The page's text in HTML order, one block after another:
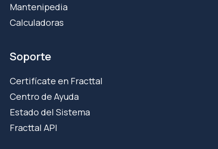
Mantenipedia
Calculadoras
Soporte
Certifícate en Fracttal
Centro de Ayuda
Estado del Sistema
Fracttal API